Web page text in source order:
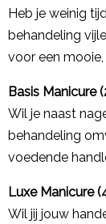
Heb je weinig
behandeling
voor een
Basis Manicure
Wil je naast
behandeling
voedende
Luxe Manicure
Wil jij jouw